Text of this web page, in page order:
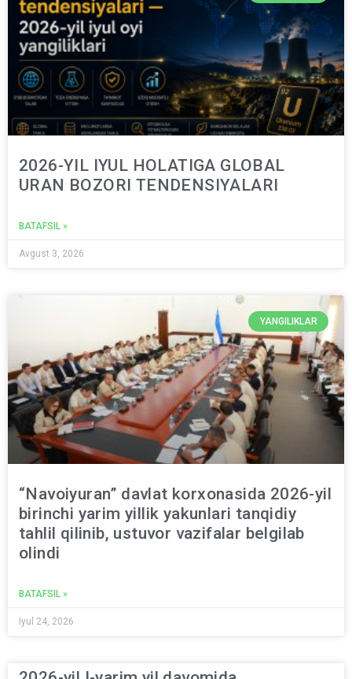
2026-YIL IYUL HOLATIGA GLOBAL
URAN BOZORI TENDENSIYALARI
BATAFSIL »
Avgust 3, 2026
YANGILIKLAR
“Navoiyuran” davlat korxonasida 2026-yil
birinchi yarim yillik yakunlari tanqidiy
tahlil qilinib, ustuvor vazifalar belgilab
olindi
BATAFSIL »
Iyul 24, 2026